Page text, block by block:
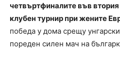
четвъртфиналите във
клубен турнир при жените
победа у дома срещу
пореден силен мач на